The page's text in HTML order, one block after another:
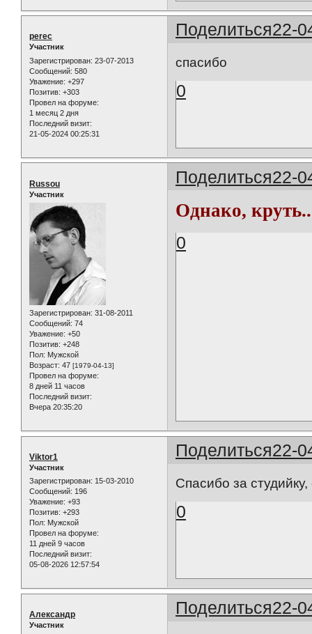
Поделиться22-
perec
Участник
Зарегистрирован: 23-07-2013
Сообщений: 580
Уважение: +297
Позитив: +303
Провел на форуме:
1 месяц 2 дня
Последний визит:
21-05-2024 00:25:31
спасибо
0
Поделиться22-
Russou
Участник
Зарегистрирован: 31-08-2011
Сообщений: 74
Уважение: +50
Позитив: +248
Пол: Мужской
Возраст: 47 [1979-04-13]
Провел на форуме:
8 дней 11 часов
Последний визит:
Вчера 20:35:20
Однако,
0
Поделиться22-
Viktor1
Участник
Зарегистрирован: 15-03-2010
Сообщений: 196
Уважение: +93
Позитив: +293
Пол: Мужской
Провел на форуме:
11 дней 9 часов
Последний визит:
05-08-2026 12:57:54
Спасибо за
0
Поделиться22-
Александр
Участник